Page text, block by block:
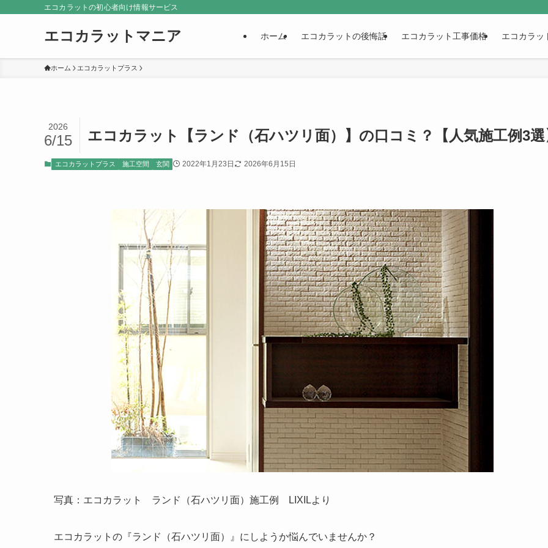
エコカラットの初心者向け情報サービス
エコカラットマニア ホーム エコカラットの後悔話 エコカラット工事価格 エコカラッ
ホーム エコカラットプラス
エコカラット【ランド（石ハツリ面）】の口コミ？【人気施工例3選
2026
6/15
エコカラットプラス 施工空間 玄関 2022年1月23日 2026年6月15日
写真：エコカラット ランド（石ハツリ面）施工例 LIXILより
エコカラットの『ランド（石ハツリ面） 』にしようか悩んでいませんか？